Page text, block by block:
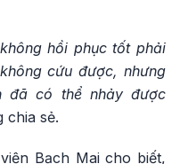
hồi phục tốt phải
cứu được, nhưng
đã có thể nhảy được
chia sẻ.
Bạch Mai cho biết,